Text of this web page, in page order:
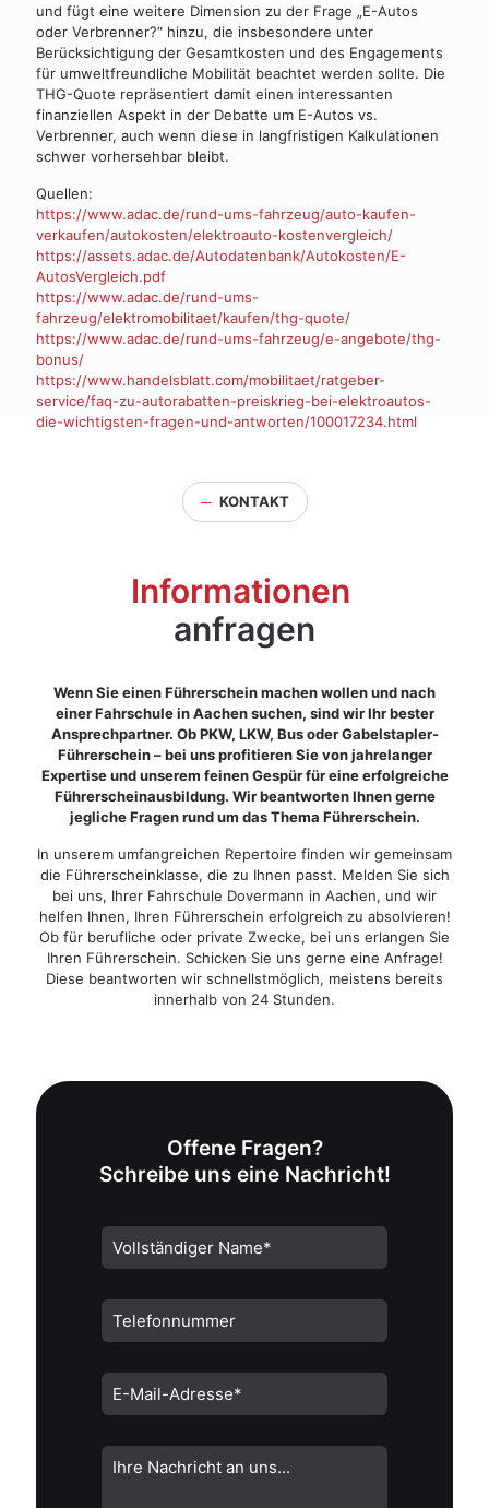
und fügt eine weitere Dimension zu der Frage „E-Autos
oder Verbrenner?“ hinzu, die insbesondere unter
Berücksichtigung der Gesamtkosten und des Engagements
für umweltfreundliche Mobilität beachtet werden sollte. Die
THG-Quote repräsentiert damit einen interessanten
finanziellen Aspekt in der Debatte um E-Autos vs.
Verbrenner, auch wenn diese in langfristigen Kalkulationen
schwer vorhersehbar bleibt.
Quellen:
https://www.adac.de/rund-ums-fahrzeug/auto-kaufen-
verkaufen/autokosten/elektroauto-kostenvergleich/
https://assets.adac.de/Autodatenbank/Autokosten/E-
AutosVergleich.pdf
https://www.adac.de/rund-ums-
fahrzeug/elektromobilitaet/kaufen/thg-quote/
https://www.adac.de/rund-ums-fahrzeug/e-angebote/thg-
bonus/
https://www.handelsblatt.com/mobilitaet/ratgeber-
service/faq-zu-autorabatten-preiskrieg-bei-elektroautos-
die-wichtigsten-fragen-und-antworten/100017234.html
─ KONTAKT
Informationen
anfragen
Wenn Sie einen Führerschein machen wollen und nach
einer Fahrschule in Aachen suchen, sind wir Ihr bester
Ansprechpartner. Ob PKW, LKW, Bus oder Gabelstapler-
Führerschein – bei uns profitieren Sie von jahrelanger
Expertise und unserem feinen Gespür für eine erfolgreiche
Führerscheinausbildung. Wir beantworten Ihnen gerne
jegliche Fragen rund um das Thema Führerschein.
In unserem umfangreichen Repertoire finden wir gemeinsam
die Führerscheinklasse, die zu Ihnen passt. Melden Sie sich
bei uns, Ihrer Fahrschule Dovermann in Aachen, und wir
helfen Ihnen, Ihren Führerschein erfolgreich zu absolvieren!
Ob für berufliche oder private Zwecke, bei uns erlangen Sie
Ihren Führerschein. Schicken Sie uns gerne eine Anfrage!
Diese beantworten wir schnellstmöglich, meistens bereits
innerhalb von 24 Stunden.
Offene Fragen?
Schreibe uns eine Nachricht!